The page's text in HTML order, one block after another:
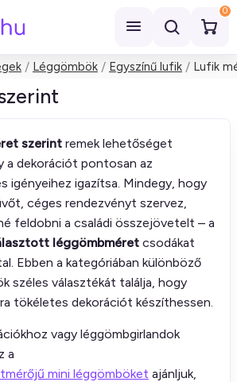
0
Léggömbök Egyszínű lufik Lufik
szerint remek lehetőséget
a dekorációt pontosan az
igényeihez igazítsa. Mindegy, hogy
céges rendezvényt szervez,
feldobni a családi összejövetelt – a
léggömbméret csodákat
Ebben a kategóriában különböző
széles választékát találja, hogy
tökéletes dekorációt készíthessen.
vagy léggömbgirlandok
a
mini léggömböket ajánljuk,